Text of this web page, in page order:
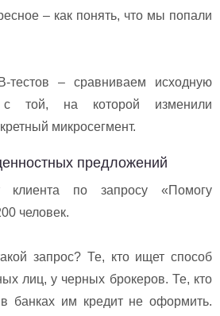
– как понять, что мы попали
тестов – сравниваем исходную
той, на которой изменили
микросегмент.
предложений
клиента по запросу «Помогу
человек.
запрос? Те, кто ищет способ
лиц, у черных брокеров. Те, кто
банках им кредит не оформить.